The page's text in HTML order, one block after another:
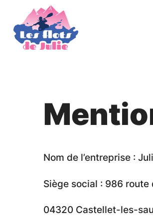
content
Nom de l’entreprise :
Siège social : 986
04320 Castellet-les-